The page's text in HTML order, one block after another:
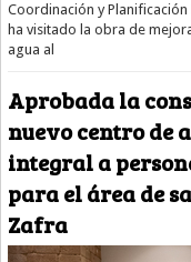
Coordinación y
ha visitado la obra de
agua al
Aprobada la
nuevo centro de
integral a
para el área de
Zafra